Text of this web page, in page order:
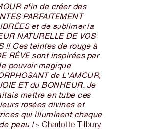
afin de créer des
PARFAITEMENT
et de sublimer la
NATURELLE DE VOS
!! Ces teintes de rouge à
RÊVE sont inspirées par
le pouvoir magique
de L'AMOUR,
ET du BONHEUR. Je
mettre en tube ces
rosées divines et
qui illuminent chaque
peau !» Charlotte Tilbury